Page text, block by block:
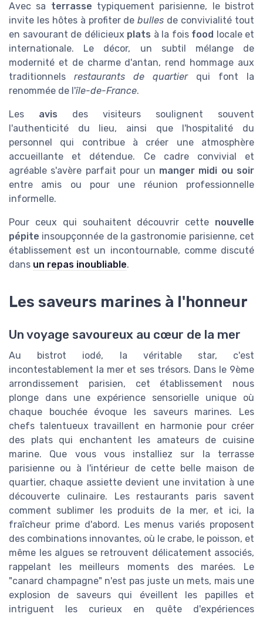
Avec sa terrasse typiquement parisienne, le bistrot
invite les hôtes à profiter debulles de convivialité tout
en savourant de délicieux plats à la fois food
locale et
internationale. Le décor, un subtil mélange de
modernité et de charme d'antan, rend hommage aux
traditionnels restaurants de quartierqui font la
renommée de l'île-de-France.
Les avis des visiteurs soulignent souvent
l'authenticité du lieu, ainsi que l'hospitalité du
personnel qui contribue à créer une atmosphère
accueillante et détendue. Ce cadre convivial et
agréable s'avère parfait pour un manger midi ou soir
entre amis ou pour une réunion professionnelle
informelle.
Pour ceux qui souhaitent découvrir cette nouvelle
pépite insoupçonnée de la gastronomie parisienne, cet
établissement est un incontournable, comme discuté
dans un repas inoubliable.
Les saveurs marines à l'honneur
Un voyage savoureux au cœur de la mer
Au bistrot iodé, la véritable star, c'est
incontestablement la mer et ses trésors. Dans le 9ème
arrondissement parisien, cet établissement nous
plonge dans une expérience sensorielle unique où
chaque bouchée évoque les saveurs marines. Les
chefs talentueux travaillent en harmonie pour créer
des plats qui enchantent les amateurs de cuisine
marine. Que vous vous installiez sur la terrasse
parisienne ou à l'intérieur de cette belle maison de
quartier, chaque assiette devient une invitation à une
découverte culinaire. Les restaurants paris savent
comment sublimer les produits de la mer, et ici, la
fraîcheur prime d'abord. Les menus variés proposent
des combinations innovantes, où le crabe, le poisson, et
même les algues se retrouvent délicatement associés,
rappelant les meilleurs moments des marées. Le
"canard champagne" n'est pas juste un mets, mais une
explosion de saveurs qui éveillent les papilles et
intriguent les curieux en quête d'expériences